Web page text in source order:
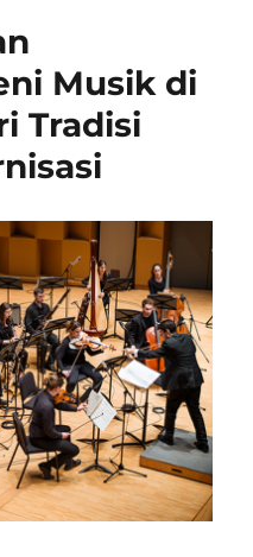
Musik di
Tradisi